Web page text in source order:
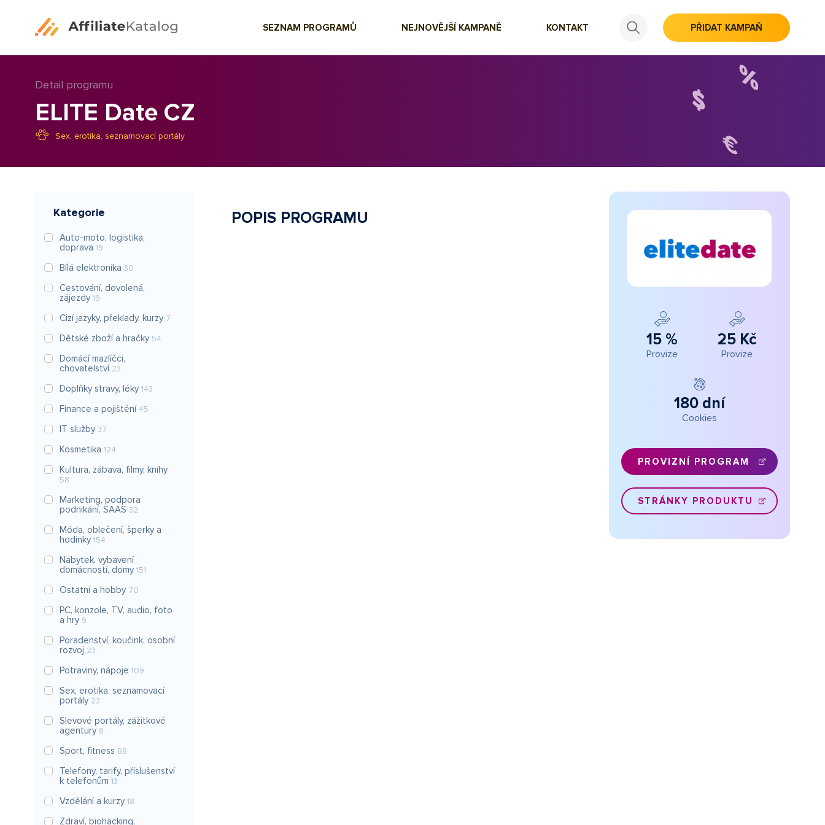
SEZNAM PROGRAMŮ NEJNOVĚJŠÍ KAMPANĚ KONTAKT PŘIDAT KAMPAŇ
Detail programu
ELITE Date CZ
Sex, erotika, seznamovací portály
Kategorie
Auto-moto, logistika,
doprava 19
Bílá elektronika 30
Cestování, dovolená,
zájezdy 19
Cizí jazyky, překlady, kurzy 7
Dětské zboží a hračky 54
Domácí mazlíčci,
chovatelství 23
Doplňky stravy, léky 143
Finance a pojištění 45
IT služby 37
Kosmetika 124
Kultura, zábava, filmy, knihy
58
Marketing, podpora
podnikání, SAAS 32
Móda, oblečení, šperky a
hodinky 154
Nábytek, vybavení
domácností, domy 151
Ostatní a hobby 70
PC, konzole, TV, audio, foto
a hry 9
Poradenství, koučink, osobní
rozvoj 23
Potraviny, nápoje 109
Sex, erotika, seznamovací
portály 23
Slevové portály, zážitkové
agentury 8
Sport, fitness 88
Telefony, tarify, příslušenství
k telefonům 13
Vzdělání a kurzy 18
Zdraví, biohacking,
POPIS PROGRAMU
15 %
Provize
25 Kč
Provize
180 dní
Cookies
PROVIZNÍ PROGRAM
STRÁNKY PRODUKTU